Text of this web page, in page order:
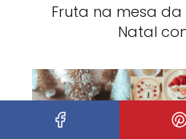
Fruta na mesa
Natal